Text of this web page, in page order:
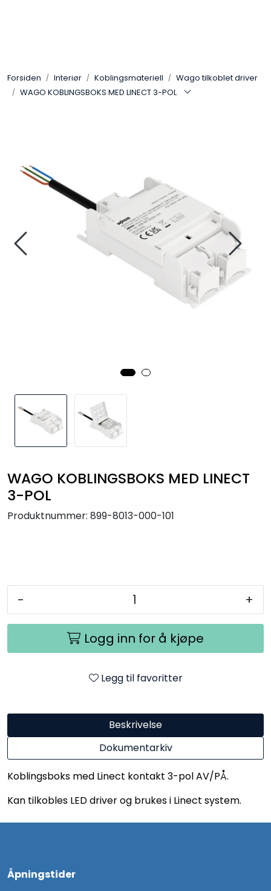
Forsiden Interiør Koblingsmateriell
Wago tilkoblet driver
WAGO KOBLINGSBOKS MED LINECT 3-POL
WAGO KOBLINGSBOKS MED LINECT
3-POL
Produktnummer: 899-8013-000-101
- +
Logg inn for å kjøpe
Legg til favoritter
Beskrivelse
Dokumentarkiv
Koblingsboks med Linect kontakt 3-pol AV/PÅ.
Kan tilkobles LED driver og brukes i Linect system.
Åpningstider
Industri
Lyskaster/Effekt
Sport
Sluttsalg
Referanser